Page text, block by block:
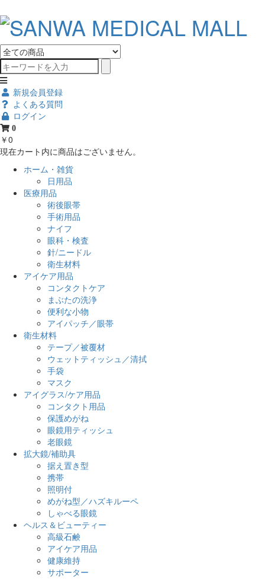
新規会員登録
よくある質問
ログイン
0
￥0
現在カート内に商品はございません。
ホーム・雑貨
日用品
医療用品
術後眼帯
手術用品
ナイフ
眼科・検査
針/ニードル
衛生材料
アイケア用品
コンタクトケア
まぶたの洗浄
便利な小物
アイパッチ／眼帯
衛生材料
テープ／被覆材
ウェットティッシュ／清拭
手袋
マスク
アイグラス/ケア用品
コンタクト用品
保護めがね
眼鏡用ティッシュ
老眼鏡
拡大鏡/補助具
据え置き型
携帯
照明付
めがね型／ハズキルーペ
しゃべる眼鏡
ヘルス＆ビューティー
高級石鹸
アイケア用品
健康維持
サポーター